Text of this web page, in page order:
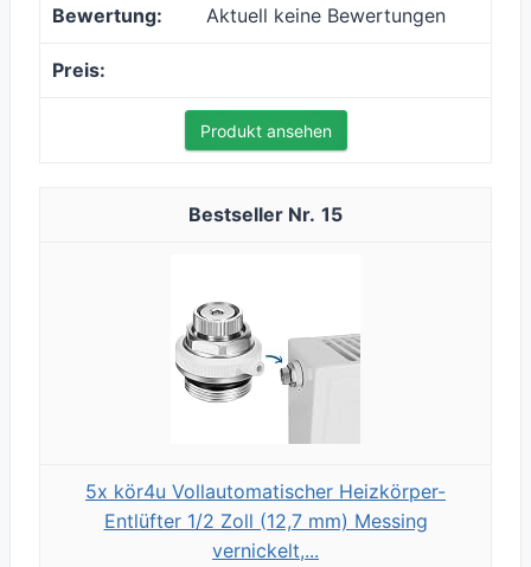
Aktuell keine Bewertungen
Produkt ansehen
15
5x kör4u Vollautomatischer Heizkörper-
Entlüfter 1/2 Zoll (12,7 mm) Messing
vernickelt,...